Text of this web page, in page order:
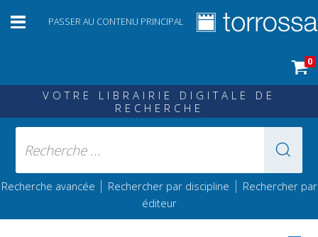
PASSER AU CONTENU PRINCIPAL
0
VOTRE LIBRAIRIE DIGITALE DE
RECHERCHE
Recherche avancée | Rechercher par discipline | Rechercher par
éditeur